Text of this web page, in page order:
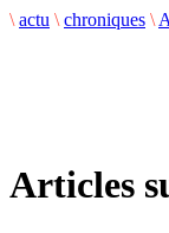
\ actu \ chroniques \
Articles